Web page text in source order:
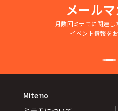
メール
月数回ミテモに関連し
イベント情報を
Mitemo